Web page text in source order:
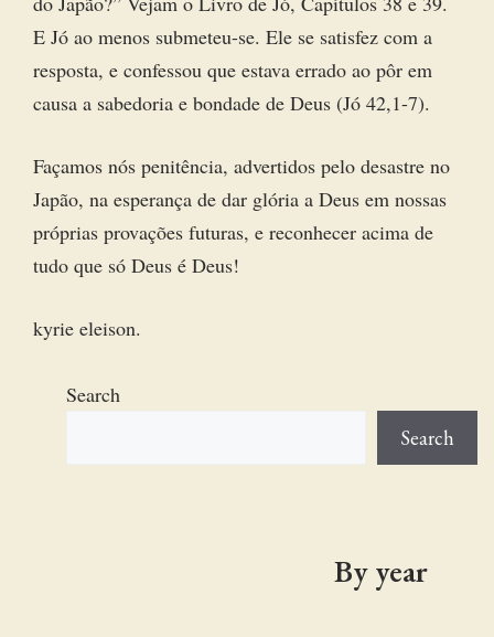
E Jó ao menos submeteu-se. Ele se satisfez com a
resposta, e confessou que estava errado ao pôr em
causa a sabedoria e bondade de Deus (Jó 42,1-7).
Façamos nós penitência, advertidos pelo desastre no
Japão, na esperança de dar glória a Deus em nossas
próprias provações futuras, e reconhecer acima de
tudo que só Deus é Deus!
kyrie eleison.
Search
Search
By year